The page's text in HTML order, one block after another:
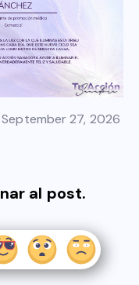
27, 2026
al post.